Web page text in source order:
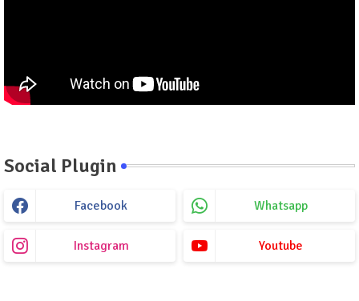
Social Plugin
Facebook Whatsapp
Instagram Youtube